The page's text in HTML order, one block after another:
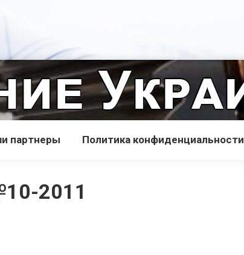
партнеры Политика конфиденциальности
2011